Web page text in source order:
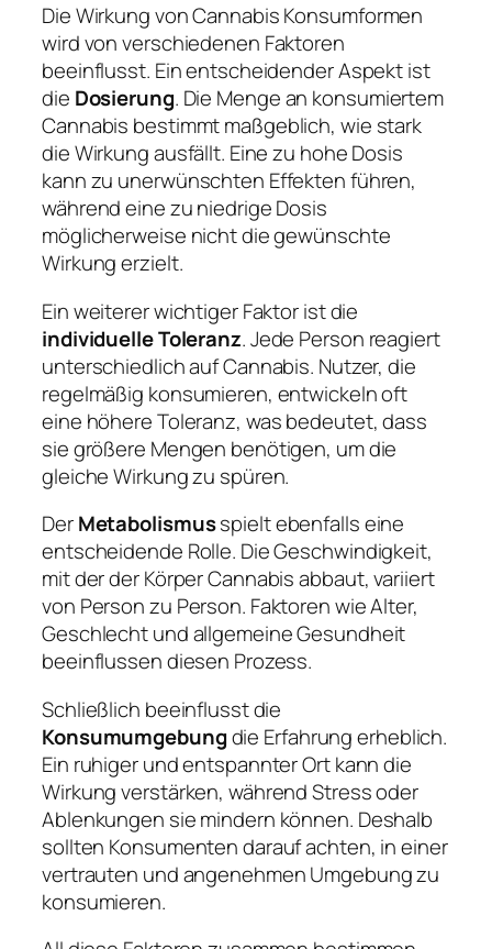
Die Wirkung von Cannabis Konsumformen
wird von verschiedenen Faktoren
beeinflusst. Ein entscheidender Aspekt ist
die Dosierung. Die Menge an konsumiertem
Cannabis bestimmt maßgeblich, wie stark
die Wirkung ausfällt. Eine zu hohe Dosis
kann zu unerwünschten Effekten führen,
während eine zu niedrige Dosis
möglicherweise nicht die gewünschte
Wirkung erzielt.
Ein weiterer wichtiger Faktor ist die
individuelle Toleranz. Jede Person reagiert
unterschiedlich auf Cannabis. Nutzer, die
regelmäßig konsumieren, entwickeln oft
eine höhere Toleranz, was bedeutet, dass
sie größere Mengen benötigen, um die
gleiche Wirkung zu spüren.
DerMetabolismusspielt ebenfalls eine
entscheidende Rolle. Die Geschwindigkeit,
mit der der Körper Cannabis abbaut, variiert
von Person zu Person. Faktoren wie Alter,
Geschlecht und allgemeine Gesundheit
beeinflussen diesen Prozess.
Schließlich beeinflusst die
Konsumumgebungdie Erfahrung erheblich.
Ein ruhiger und entspannter Ort kann die
Wirkung verstärken, während Stress oder
Ablenkungen sie mindern können. Deshalb
sollten Konsumenten darauf achten, in einer
vertrauten und angenehmen Umgebung zu
konsumieren.